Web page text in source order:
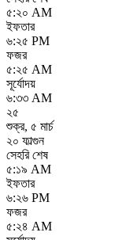
৫:২০ AM
ইফতার
৬:২৫ PM
ফজর
৫:২৫ AM
সূর্যোদয়
৬:৩৩ AM
২৫
শুক্র, ৫ মার্চ
২০ ফাল্গুন
সেহরি শেষ
৫:১৯ AM
ইফতার
৬:২৬ PM
ফজর
৫:২৪ AM